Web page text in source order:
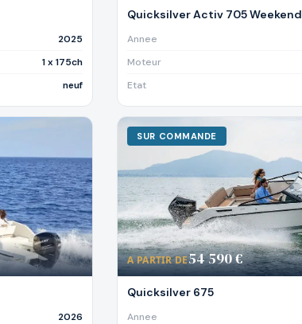
2025
1 x 175ch
neuf
Quicksilver Activ 705 Weekend
Annee
Moteur
Etat
2026
SUR COMMANDE
A PARTIR DE54 590 €
Quicksilver 675
Annee